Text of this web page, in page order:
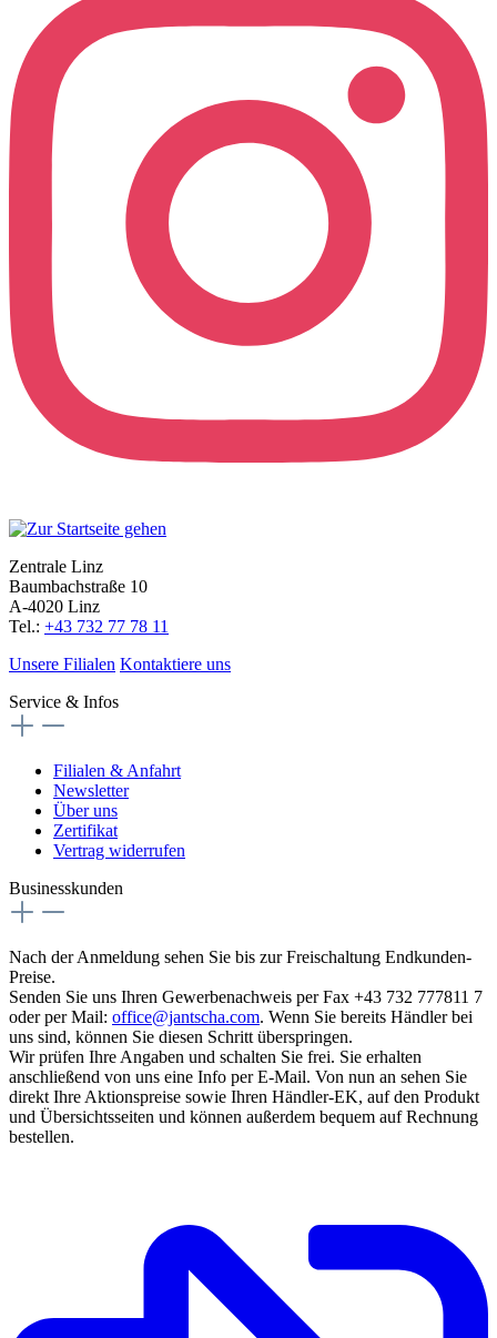
Zentrale Linz
Baumbachstraße 10
A-4020 Linz
Tel.: +43 732 77 78 11
Unsere Filialen Kontaktiere uns
Service & Infos
Filialen & Anfahrt
Newsletter
Über uns
Zertifikat
Vertrag widerrufen
Businesskunden
Nach der Anmeldung sehen Sie bis zur Freischaltung Endkunden-
Preise.
Senden Sie uns Ihren Gewerbenachweis per Fax +43 732 777811 7
oder per Mail: office@jantscha.com. Wenn Sie bereits Händler bei
uns sind, können Sie diesen Schritt überspringen.
Wir prüfen Ihre Angaben und schalten Sie frei. Sie erhalten
anschließend von uns eine Info per E-Mail. Von nun an sehen Sie
direkt Ihre Aktionspreise sowie Ihren Händler-EK, auf den Produkt
und Übersichtsseiten und können außerdem bequem auf Rechnung
bestellen.